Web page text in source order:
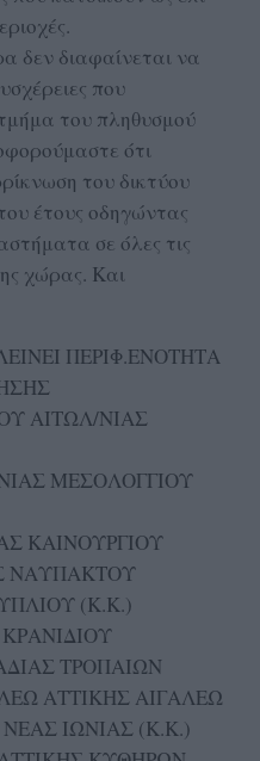
δεν διαφαίνεται να
που
του πληθυσμού
ότι
του δικτύου
έτους οδηγώντας
σε όλες τις
χώρας. Και
ΠΕΡΙΦ.ΕΝΟΤΗΤΑ
ΑΙΤΩΛ/ΝΙΑΣ
ΜΕΣΟΛΟΓΓΙΟΥ
ΚΑΙΝΟΥΡΓΙΟΥ
ΝΑΥΠΑΚΤΟΥ
(Κ.Κ.)
ΤΡΟΠΑΙΩΝ
ΑΤΤΙΚΗΣ ΑΙΓΑΛΕΩ
ΙΩΝΙΑΣ (Κ.Κ.)